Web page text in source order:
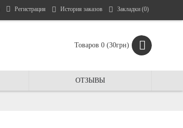
Регистрация История заказов Закладки (0)
Товаров 0 (30грн)
ОТЗЫВЫ